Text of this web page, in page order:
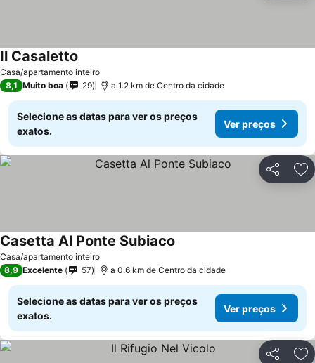
Casa/apartamento inteiro
Il Casaletto
8,1 Muito boa 29 a 1.2 km de Centro da cidade
Selecione as datas para ver os preços
exatos.
Ver preços
Partilhar
Casa/apartamento inteiro
Casetta Al Ponte Subiaco
8,9 Excelente 57 a 0.6 km de Centro da cidade
Selecione as datas para ver os preços
exatos.
Ver preços
Partilhar